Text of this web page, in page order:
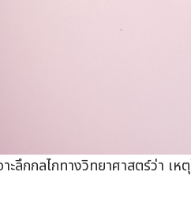
ะลึกกลไกทางวิทยาศาสตร์ว่า เห